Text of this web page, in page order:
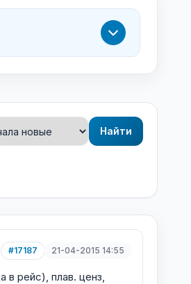
Найти
#17187 21-04-2015 14:55
рейс), плав. ценз,